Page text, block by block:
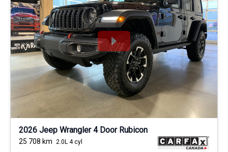
2026 Jeep Wrangler 4 Door Rubicon
25 708 km 2.0L 4 cyl